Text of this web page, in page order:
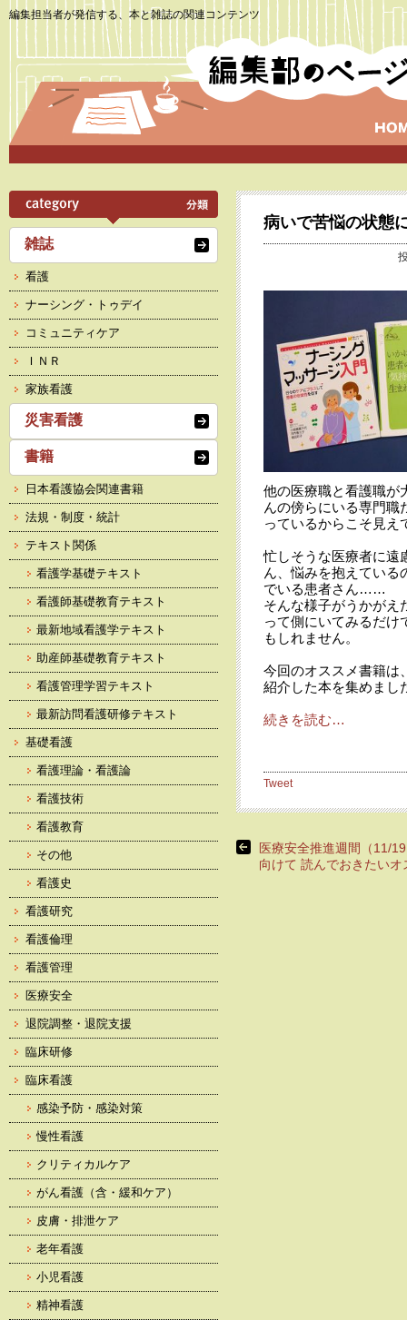
編集担当者が発信する、本と雑誌の関連コンテンツ
病いで苦悩の状態
他の医療職と看護職が
んの傍らにいる専門職
っているからこそ見え
忙しそうな医療者に遠
ん、悩みを抱えている
でいる患者さん……
そんな様子がうかがえ
って側にいてみるだけ
もしれません。
今回のオススメ書籍は
紹介した本を集めまし
続きを読む…
Tweet
医療安全推進週間（11/
向けて 読んでおきたいオ
雑誌
看護
ナーシング・トゥデイ
コミュニティケア
ＩＮＲ
家族看護
災害看護
書籍
日本看護協会関連書籍
法規・制度・統計
テキスト関係
看護学基礎テキスト
看護師基礎教育テキスト
最新地域看護学テキスト
助産師基礎教育テキスト
看護管理学習テキスト
最新訪問看護研修テキスト
基礎看護
看護理論・看護論
看護技術
看護教育
その他
看護史
看護研究
看護倫理
看護管理
医療安全
退院調整・退院支援
臨床研修
臨床看護
感染予防・感染対策
慢性看護
クリティカルケア
がん看護（含・緩和ケア）
皮膚・排泄ケア
老年看護
小児看護
精神看護